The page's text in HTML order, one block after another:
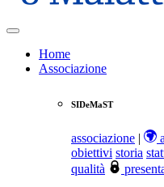
Home
Associazione
SIDeMaST
associazione |
obiettivi storia
qualità